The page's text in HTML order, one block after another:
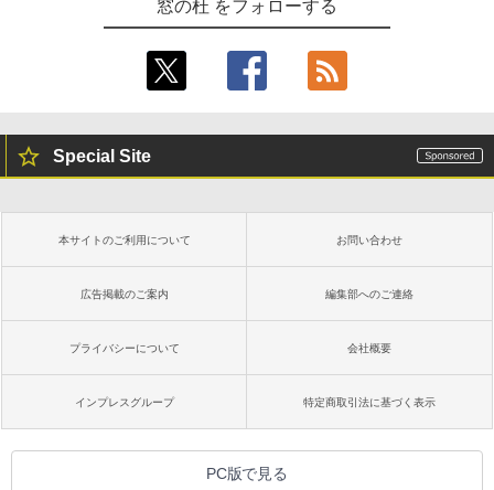
窓の杜 をフォローする
Special Site
本サイトのご利用について お問い合わせ
広告掲載のご案内 編集部へのご連絡
プライバシーについて 会社概要
インプレスグループ 特定商取引法に基づく表示
PC版で見る